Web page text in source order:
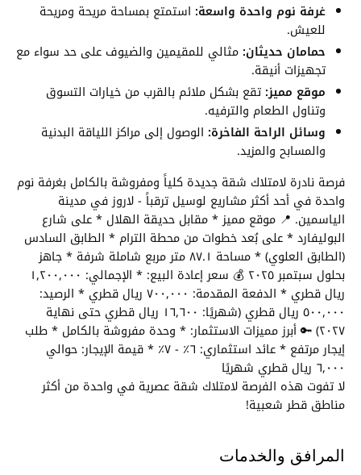
غرفة نوم واحدة واسعة: استمتع بمساحة مريحة ومريحة
للعيش.
حمامان حديثان: مثالي للمقيمين والضيوف على حد سواء مع
تجهيزات أنيقة.
موقع مميز: تقع بشكل ملائم بالقرب من خيارات التسوق
وتناول الطعام والترفيه.
وسائل الراحة الفاخرة: الوصول إلى مراكز اللياقة البدنية
والمسابح والمزيد.
فرصة نادرة لامتلاك شقة جديدة كلياً ومفروشة بالكامل بغرفة نوم
واحدة في أحد أكثر مشاريع لوسيل ترقباً - لاروز في مدينة
الياسمين. 📍 موقع مميز * مقابل حديقة الهلال * على شارع
البوليفارد * على بُعد خطوات من محطة الترام * الطابق السادس
(الطابق العلوي) * مساحة ٨٧.١ متر مربع شاملة شرفة * جاهز
بحلول سبتمبر ٢٠٢٥ 💰 سعر إعادة البيع: * الإجمالي: ١,٢٠٠,٠٠٠
ريال قطري * الدفعة المقدمة: ٧٠٠,٠٠٠ ريال قطري * الرصيد:
٥٠٠,٠٠٠ ريال قطري (شهريًا: ١٦,٦٠٠ ريال قطري حتى نهاية
٢٠٢٧) 🔑 أبرز مميزات الاستثمار: * وحدة مفروشة بالكامل * طلب
إيجار مرتفع * عائد استثماري: ٦٪ - ٧٪ * قيمة الإيجار: حوالي
٦,٠٠٠ ريال قطري شهريًا
لا تفوت هذه الفرصة لامتلاك شقة عصرية في واحدة من أكثر
مناطق قطر شعبية!
المرافق والخدمات